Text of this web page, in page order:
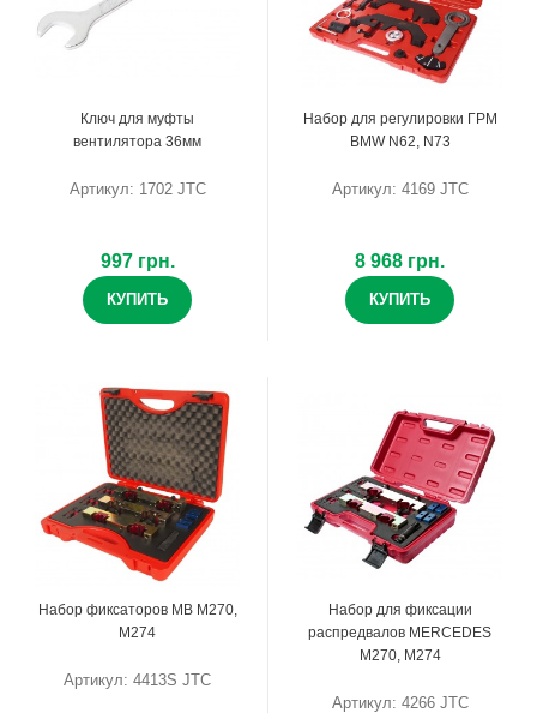
Ключ для муфты
вентилятора 36мм
Артикул: 1702 JTC
997 грн.
КУПИТЬ
Набор для регулировки ГРМ
BMW N62, N73
Артикул: 4169 JTC
8 968 грн.
КУПИТЬ
Набор фиксаторов MB M270,
M274
Артикул: 4413S JTC
Набор для фиксации
распредвалов MERCEDES
М270, M274
Артикул: 4266 JTC